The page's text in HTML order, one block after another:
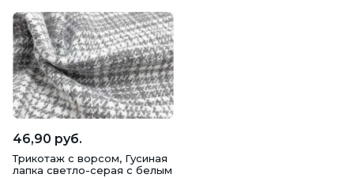
46,90 руб.
Трикотаж с ворсом, Гусиная
лапка светло-серая с белым